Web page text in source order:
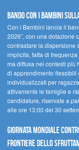
Bando Con i Bambini
Con i Bambini lancia il
2026”, con una dotazione
contrastare la dispersione
implicita, fatta di
ma diffusa nei contesti più
di apprendimento flessibili
individualizzati per
attivamente le famiglie e
candidature, riservate a
alle ore 13:00 del 30
GIORNATA MONDIALE
FRONTIERE DELLO